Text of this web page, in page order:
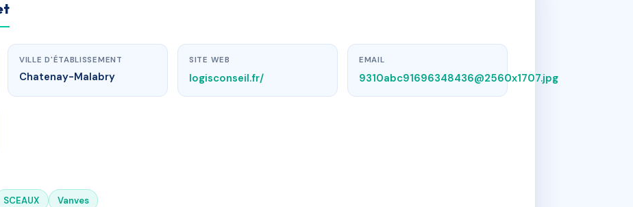
VILLE D'ÉTABLISSEMENT
Chatenay-Malabry
SITE WEB
logisconseil.fr/
EMAIL
9310abc91696348436@2560x1707.jpg
SCEAUX Vanves